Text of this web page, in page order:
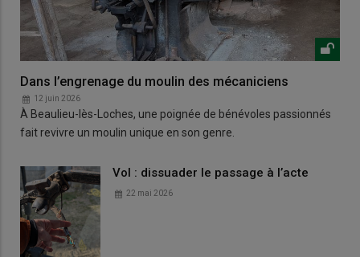
Dans l’engrenage du moulin des mécaniciens
12 juin 2026
À Beaulieu-lès-Loches, une poignée de bénévoles passionnés
fait revivre un moulin unique en son genre.
Vol : dissuader le passage à l’acte
22 mai 2026